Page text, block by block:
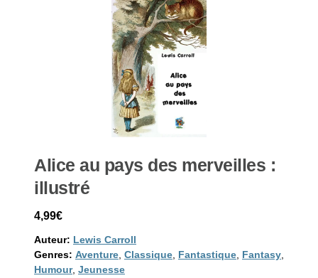
Alice au pays des merveilles :
illustré
4,99€
Auteur: Lewis Carroll
Genres: Aventure, Classique, Fantastique, Fantasy,
Humour, Jeunesse